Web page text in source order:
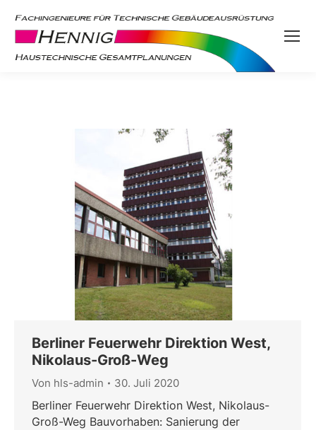
Berliner Feuerwehr Direktion West,
Nikolaus-Groß-Weg
Von hls-admin 30. Juli 2020
Berliner Feuerwehr Direktion West, Nikolaus-
Groß-Weg Bauvorhaben: Sanierung der